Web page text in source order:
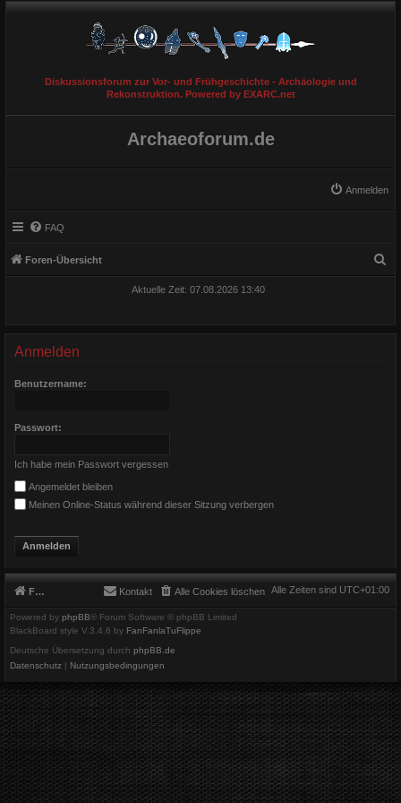
Diskussionsforum zur Vor- und Frühgeschichte - Archäologie und
Rekonstruktion. Powered by EXARC.net
Archaeoforum.de
Anmelden
FAQ
Foren-Übersicht
Aktuelle Zeit: 07.08.2026 13:40
Anmelden
Benutzername:
Passwort:
Ich habe mein Passwort vergessen
Angemeldet bleiben
Meinen Online-Status während dieser Sitzung verbergen
Foren-Übersicht Alle Zeiten sind UTC+01:00
Alle Cookies löschen
Kontakt
Powered by phpBB® Forum Software © phpBB Limited
BlackBoard style V.3.4.6 by FanFanlaTuFlippe
Deutsche Übersetzung durch phpBB.de
Datenschutz | Nutzungsbedingungen